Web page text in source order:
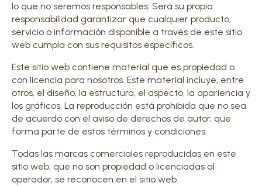
lo que no seremos responsables. Será su propia
responsabilidad garantizar que cualquier producto,
servicio o información disponible a través de este sitio
web cumpla con sus requisitos específicos.
Este sitio web contiene material que es propiedad o
con licencia para nosotros. Este material incluye, entre
otros, el diseño, la estructura, el aspecto, la apariencia y
los gráficos. La reproducción está prohibida que no sea
de acuerdo con el aviso de derechos de autor, que
forma parte de estos términos y condiciones.
Todas las marcas comerciales reproducidas en este
sitio web, que no son propiedad o licenciadas al
operador, se reconocen en el sitio web.